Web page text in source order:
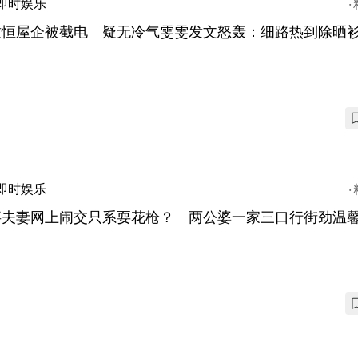
屋企被截电 疑无冷气雯雯发文怒轰：细路热到除晒
时娱乐
妻网上闹交只系耍花枪？ 两公婆一家三口行街劲温